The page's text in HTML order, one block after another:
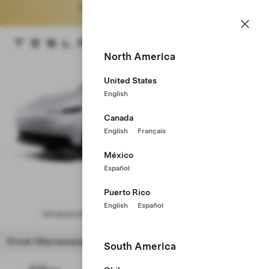
Tesla homepageNorth America
United States
English
Canada
English Français
México
Español
Puerto Rico
English Español
South America
Model Y
Privat: Überweisung